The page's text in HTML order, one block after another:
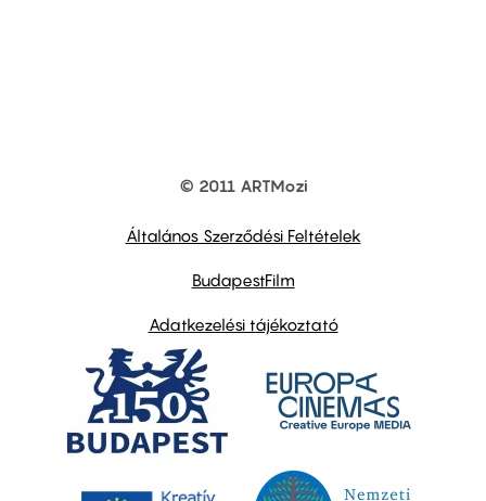
© 2011 ARTMozi
Általános Szerződési Feltételek
BudapestFilm
Adatkezelési tájékoztató